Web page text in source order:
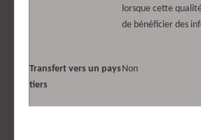
lorsque cette
de bénéficier des
Transfert vers un pays
tiers
Non